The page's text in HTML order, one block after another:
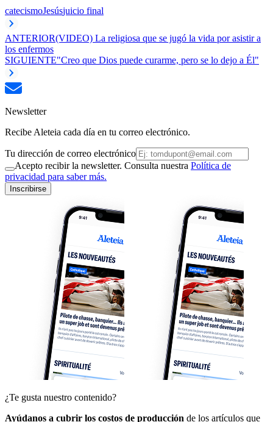
catecismoJesúsjuicio final
ANTERIOR(VIDEO) La religiosa que se jugó la vida por asistir a
los enfermos
SIGUIENTE"Creo que Dios puede curarme, pero se lo dejo a Él"
Newsletter
Recibe Aleteia cada día en tu correo electrónico.
Tu dirección de correo electrónico
Acepto recibir la newsletter. Consulta nuestra Política de
privacidad para saber más.
Inscribirse
¿Te gusta nuestro contenido?
Ayúdanos a cubrir los costos de producción de los artículos que